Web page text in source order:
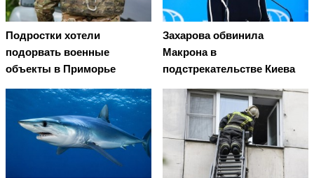
Подростки хотели
подорвать военные
объекты в Приморье
Захарова обвинила
Макрона в
подстрекательстве Киева